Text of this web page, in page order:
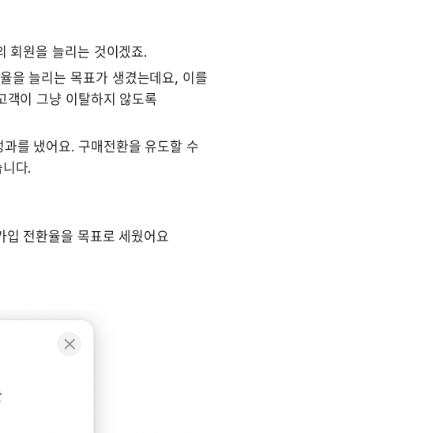
회원을 늘리는 것이겠죠.
을 늘리는 목표가 생겼는데요, 이를
객이 그냥 이탈하지 않도록
를 냈어요. 구매전환을 유도할 수
다.
전환율을 목표로 세웠어요